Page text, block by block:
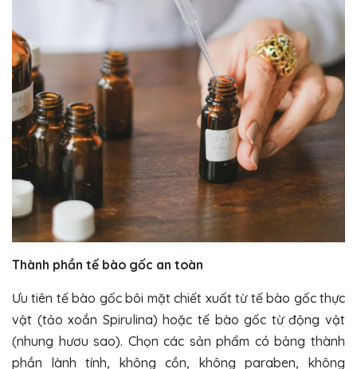
Thành phần tế bào gốc an toàn
Ưu tiên tế bào gốc bôi mặt chiết xuất từ tế bào gốc thực
vật (tảo xoắn Spirulina) hoặc tế bào gốc từ động vật
(nhung hươu sao). Chọn các sản phẩm có bảng thành
phần lành tính, không cồn, không paraben, không